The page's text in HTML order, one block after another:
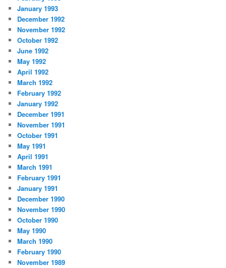
January 1993
December 1992
November 1992
October 1992
June 1992
May 1992
April 1992
March 1992
February 1992
January 1992
December 1991
November 1991
October 1991
May 1991
April 1991
March 1991
February 1991
January 1991
December 1990
November 1990
October 1990
May 1990
March 1990
February 1990
November 1989